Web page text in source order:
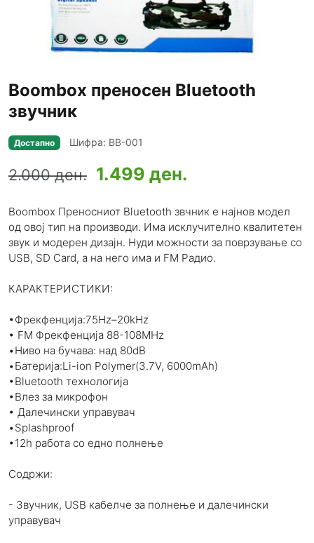
Boombox преносен Bluetooth
звучник
Достапно Шифра: BB-001
2.000 ден. 1.499 ден.
Boombox Преносниот Bluetooth звчник е најнов модел
од овој тип на производи. Има исклучително квалитетен
звук и модерен дизајн. Нуди можности за поврзување со
USB, SD Card, а на него има и FM Радио.
КАРАКТЕРИСТИКИ:
•Фрекфенција:75Hz–20kHz
• FM Фрекфенција 88-108MHz
•Ниво на бучава: над 80dB
•Батерија:Li-ion Polymer(3.7V, 6000mAh)
•Bluetooth технологија
•Влез за микрофон
• Далечински управувач
•Splashproof
•12h работа со едно полнење
Содржи:
- Звучник, USB кабелче за полнење и далечински
управувач